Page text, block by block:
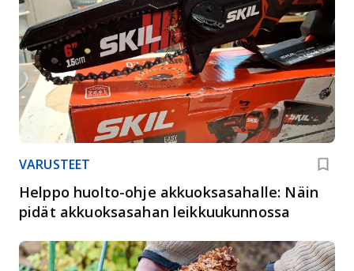
VARUSTEET
Helppo huolto-ohje akkuoksasahalle: Näin
pidät akkuoksasahan leikkuukunnossa